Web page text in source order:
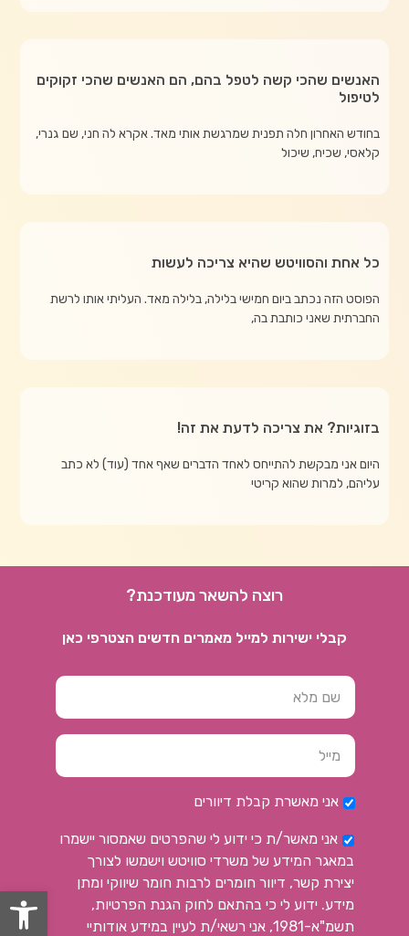
האנשים שהכי קשה לטפל בהם, הם האנשים שהכי זקוקים
לטיפול
בחודש האחרון חלה תפנית שמרגשת אותי מאד. אקרא לה חני, שם גנרי,
קלאסי, שכיח, שיכול
כל אחת והסוויטש שהיא צריכה לעשות
הפוסט הזה נכתב ביום חמישי בלילה, בלילה מאד. העליתי אותו לרשת
החברתית שאני כותבת בה,
בזוגיות? את צריכה לדעת את זה!
היום אני מבקשת להתייחס לאחד הדברים שאף אחד (עוד) לא כתב
עליהם, למרות שהוא קריטי
רוצה להשאר מעודכנת?
קבלי ישירות למייל מאמרים חדשים הצטרפי כאן
אני מאשרת קבלת דיוורים
אני מאשר/ת כי ידוע לי שהפרטים שאמסור יישמרו
במאגר המידע של משרדי סוויטש וישמשו לצורך
יצירת קשר, דיוור חומרים לרבות חומר שיווקי ומתן
מידע. ידוע לי כי בהתאם לחוק הגנת הפרטיות,
תשמ"א-1981, אני רשאי/ת לעיין במידע אודותיי